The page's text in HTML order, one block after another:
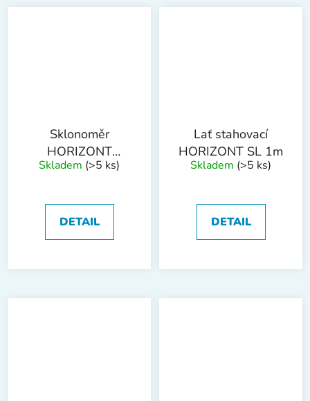
Sklonoměr
HORIZONT
600mm
Skladem (>5 ks)
DETAIL
Lať stahovací
HORIZONT SL 1m
Skladem (>5 ks)
DETAIL